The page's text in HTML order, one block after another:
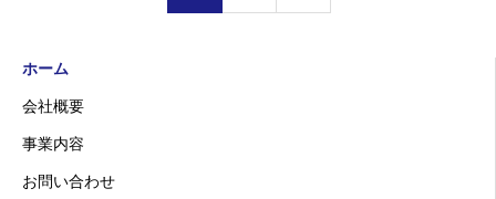
ホーム
会社概要
事業内容
お問い合わせ